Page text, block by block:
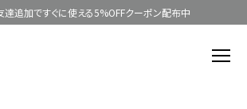
達追加ですぐに使える5%OFFクーポン配布中